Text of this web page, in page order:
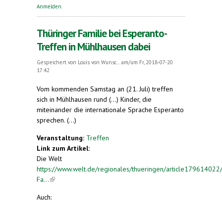
Anmelden
Thüringer Familie bei Esperanto-
Treffen in Mühlhausen dabei
Gespeichert von Louis von Wunsc...
am/um Fr, 2018-07-20
17:42
Vom kommenden Samstag an (21. Juli) treffen
sich in Mühlhausen rund (...) Kinder, die
miteinander die internationale Sprache Esperanto
sprechen. (...)
Veranstaltung: Treffen
Link zum Artikel:
Die Welt
https://www.welt.de/regionales/thueringen/
Fa...(link is external)
Auch: